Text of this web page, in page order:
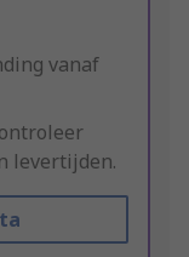
vanaf
levertijden.